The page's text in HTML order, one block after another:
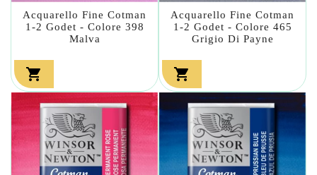
Acquarello Fine Cotman
1-2 Godet - Colore 398
Malva

Acquarello Fine Cotman
1-2 Godet - Colore 465
Grigio Di Payne
